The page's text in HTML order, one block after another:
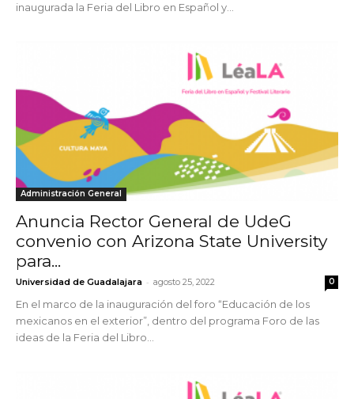
inaugurada la Feria del Libro en Español y...
Administración General
Anuncia Rector General de UdeG
convenio con Arizona State University
para...
Universidad de Guadalajara - agosto 25, 2022 0
En el marco de la inauguración del foro “Educación de los
mexicanos en el exterior”, dentro del programa Foro de las
ideas de la Feria del Libro...